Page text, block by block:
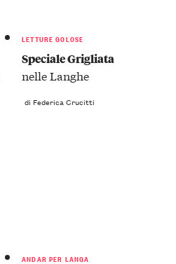
LETTURE GOLOSE
Speciale Grigliata
nelle Langhe
di Federica Crucitti
ANDAR PER LANGA